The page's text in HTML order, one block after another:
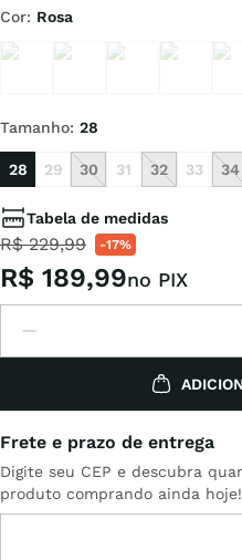
Cor: Rosa
Tamanho: 28
28 29 30 31 32 33 34
Tabela de medidas
R$ 229,99 -17%
R$ 189,99no PIX